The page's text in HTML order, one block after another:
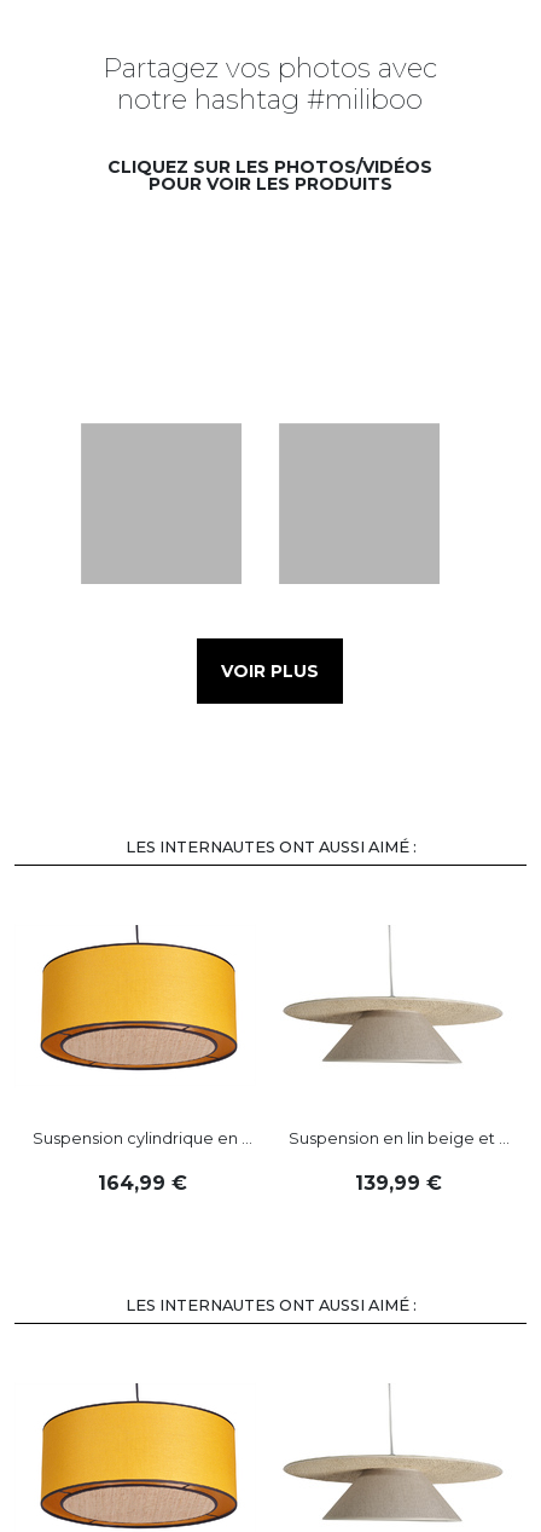
Partagez vos photos avec
notre hashtag #miliboo
CLIQUEZ SUR LES PHOTOS/VIDÉOS
POUR VOIR LES PRODUITS
VOIR PLUS
LES INTERNAUTES ONT AUSSI AIMÉ :
Suspension cylindrique en ...
164,99
Suspension en lin beige et ...
139,99
LES INTERNAUTES ONT AUSSI AIMÉ :